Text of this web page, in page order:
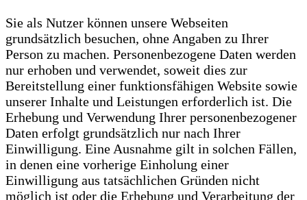
Sie als Nutzer können unsere Webseiten
grundsätzlich besuchen, ohne Angaben zu Ihrer
Person zu machen. Personenbezogene Daten werden
nur erhoben und verwendet, soweit dies zur
Bereitstellung einer funktionsfähigen Website sowie
unserer Inhalte und Leistungen erforderlich ist. Die
Erhebung und Verwendung Ihrer personenbezogener
Daten erfolgt grundsätzlich nur nach Ihrer
Einwilligung. Eine Ausnahme gilt in solchen Fällen,
in denen eine vorherige Einholung einer
Einwilligung aus tatsächlichen Gründen nicht
möglich ist oder die Erhebung und Verarbeitung der